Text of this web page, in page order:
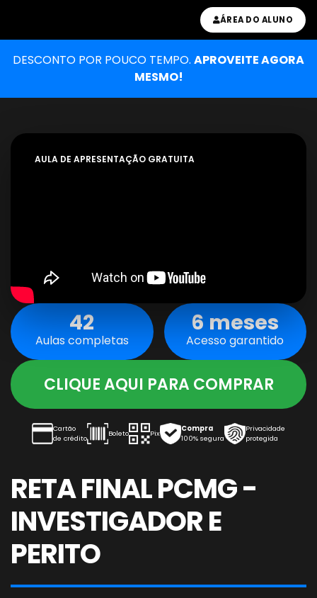
ÁREA DO ALUNO
DESCONTO POR POUCO TEMPO. APROVEITE AGORA
MESMO!
RETA FINAL PCMG -
INVESTIGADOR E
PERITO
AULA DE APRESENTAÇÃO GRATUITA
42
Aulas completas
6 meses
Acesso garantido
CLIQUE AQUI PARA COMPRAR
Cartão
de crédito
Boleto Pix
Compra
100% segura
Privacidade
protegida